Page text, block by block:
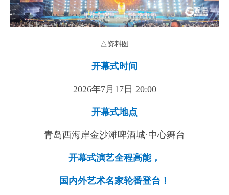
△资料图
开幕式时间
2026年7月17日 20:00
开幕式地点
青岛西海岸金沙滩啤酒城·中心舞台
开幕式演艺全程高能，
国内外艺术名家轮番登台！